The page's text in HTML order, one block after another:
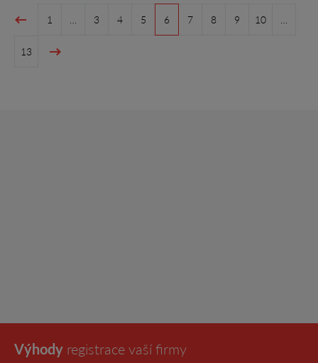
1 3 4 5 6 7 8 9 10
13
Výhody registrace vaší firmy